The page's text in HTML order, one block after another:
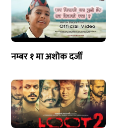
नम्बर १ मा अशोक दर्जी